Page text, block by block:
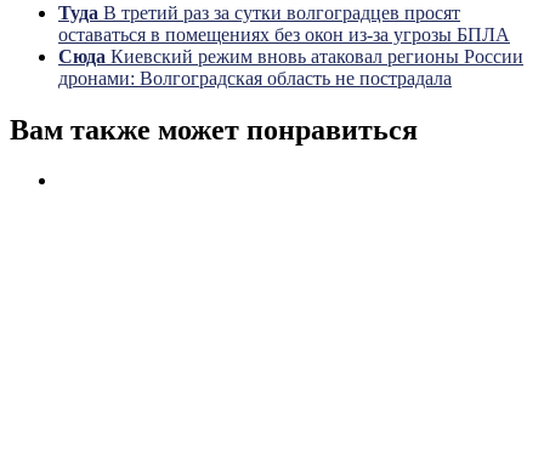
Туда В третий раз за сутки волгоградцев просят
оставаться в помещениях без окон из-за угрозы БПЛА
Сюда Киевский режим вновь атаковал регионы России
дронами: Волгоградская область не пострадала
Вам также может понравиться